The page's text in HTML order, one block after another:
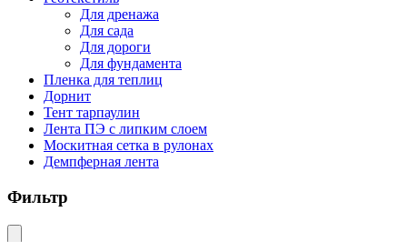
Для дренажа
Для сада
Для дороги
Для фундамента
Пленка для теплиц
Дорнит
Тент тарпаулин
Лента ПЭ с липким слоем
Москитная сетка в рулонах
Демпферная лента
Фильтр